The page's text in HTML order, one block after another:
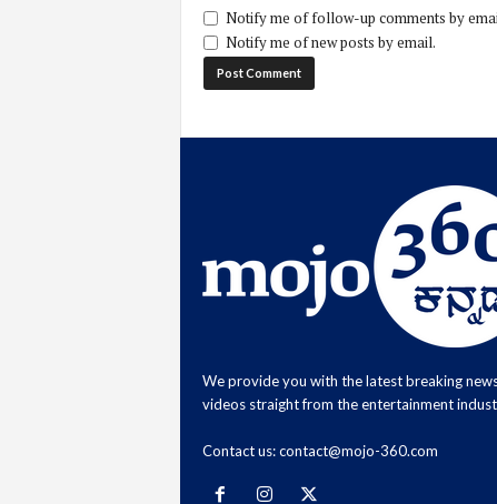
Notify me of follow-up comments by
Notify me of new posts by email.
We provide you with the latest breaking
videos straight from the entertainment
Contact us:contact@mojo-360.com